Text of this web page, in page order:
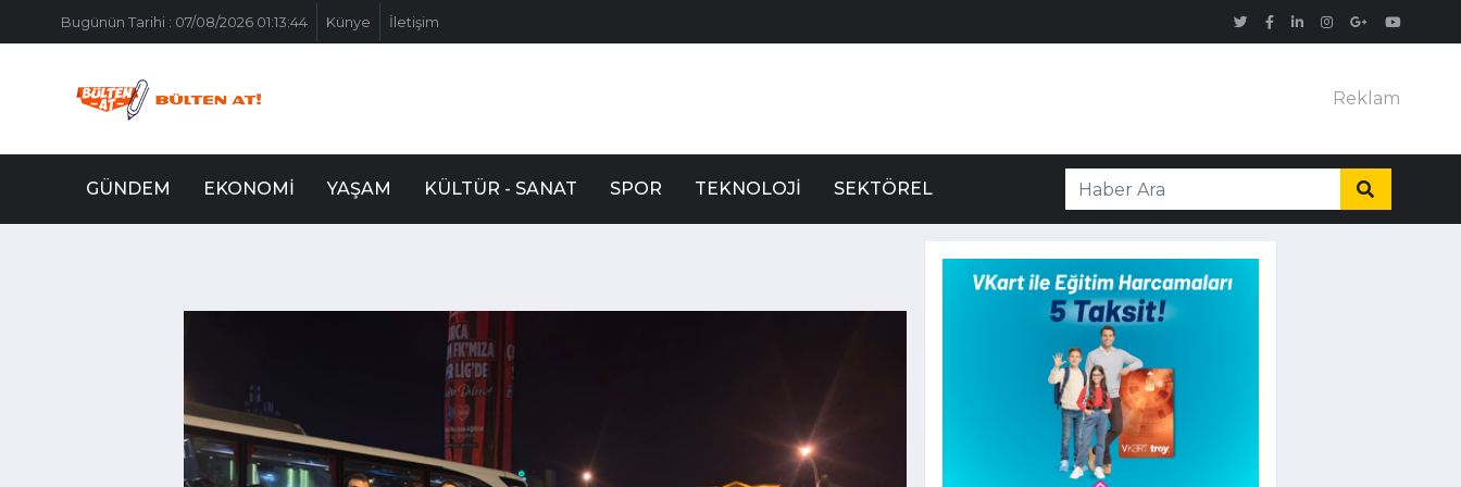
Bugünün Tarihi : 07/08/2026 01:13:44 Künye İletişim
Reklam
GÜNDEM EKONOMI YAŞAM KÜLTÜR - SANAT SPOR TEKNOLOJI SEKTÖREL